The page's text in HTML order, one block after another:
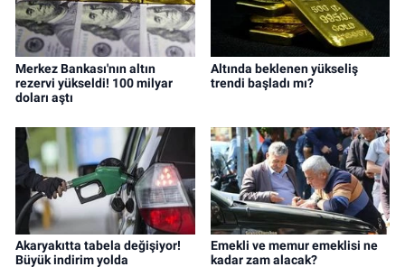
Merkez Bankası'nın altın
rezervi yükseldi! 100 milyar
doları aştı
Altında beklenen yükseliş
trendi başladı mı?
Akaryakıtta tabela değişiyor!
Büyük indirim yolda
Emekli ve memur emeklisi ne
kadar zam alacak?